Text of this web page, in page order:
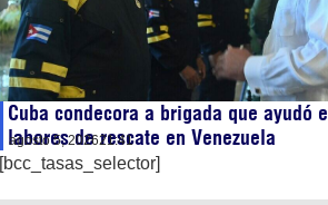
Cuba condecora a brigada que ayudó
labores de rescate en Venezuela
agosto 5, 202621:41
[bcc_tasas_selector]